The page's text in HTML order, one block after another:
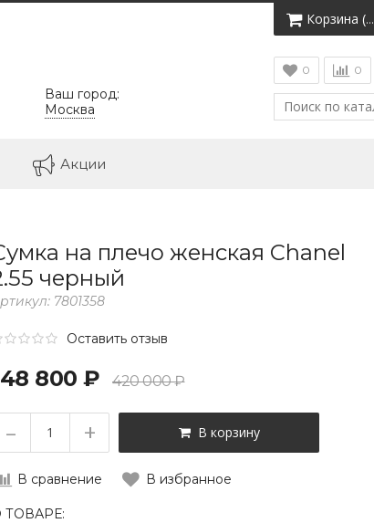
Корзина (…
Ваш город:
Москва
0 0
Акции
на плечо женская Chanel
черный
7801358
Оставить отзыв
800 ₽ 420 000 ₽
– + В корзину
В сравнение В избранное
ТОВАРЕ: